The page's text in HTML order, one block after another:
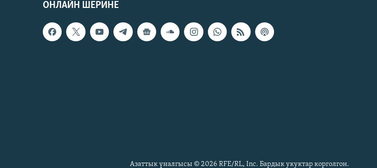
ОНЛАЙН ШЕРИНЕ
Азаттык үналгысы © 2026 RFE/RL, Inc. Бардык укуктар корголгон.